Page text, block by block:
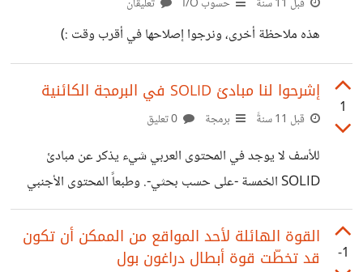
ولكن بعد التحميل خواص jQuery لا تعمل عليه، أو أي أوامر ب
وله حل، والحل يعمل، ولكن كيف سوف أستخدم إضافات
jQuery وأعدل عليها، لتوافق ذلك الحل.
هذه ملاحظة أخرى، ونرجوا إصلاحها في أقرب وقت :)
1
إشرحوا لنا مبادئ SOLID في البرمجة الكائنية
قبل 11 سنةً برمجة
للأسف لا يوجد في المحتوى العربي شيء يذكر عن مبادئ
SOLID الخمسة -على حسب بحثي-. وطبعاً المحتوى الأجنبي
مليء ولكن لم أفهم شيئاً لأنني أشعر بأن هذه المفاهيم معقدة
نوعاً ما، وعند شرحها بالإنكليزية يتم إستخدام مفردات صعبة
وجديدة بالنسبة لي. إذا كان لدى أحدكم بعض الوقت، فأرجوا منه
-1
القوة الهائلة لأحد المواقع من الممكن أن تكون
قد تخطّت قوة أبطال دراغون بول